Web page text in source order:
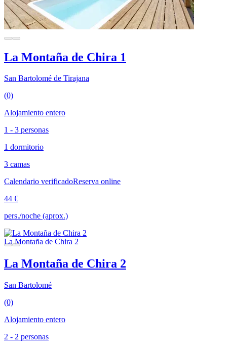
La Montaña de Chira 1
San Bartolomé de Tirajana
(0)
Alojamiento entero
1 - 3 personas
1 dormitorio
3 camas
Calendario verificadoReserva online
44 €
pers./noche (aprox.)
La Montaña de Chira 2
San Bartolomé
(0)
Alojamiento entero
2 - 2 personas